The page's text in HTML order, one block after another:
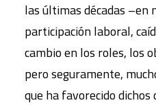
las últimas décadas –en
participación laboral,
cambio en los roles, los
pero seguramente,
que ha favorecido